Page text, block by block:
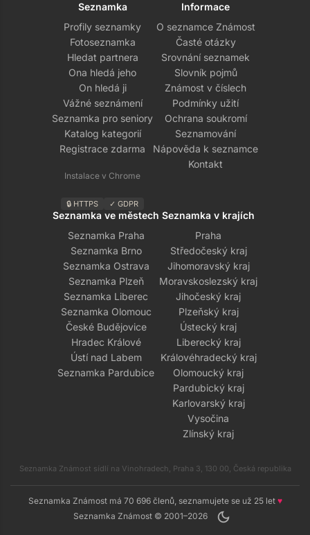
Seznamka
Profily seznamky
Fotoseznamka
Hledat partnera
Ona hledá jeho
On hledá ji
Vážné seznámení
Seznamka pro seniory
Katalog kategorií
Registrace zdarma
Instalace v Chrome
🔒 HTTPS ✓ GDPR
Informace
O seznamce Známost
Časté otázky
Srovnání seznamek
Slovník pojmů
Známost v číslech
Podmínky užití
Ochrana soukromí
Seznamování
Nápověda k seznamce
Kontakt
Seznamka ve městech
Seznamka Praha
Seznamka Brno
Seznamka Ostrava
Seznamka Plzeň
Seznamka Liberec
Seznamka Olomouc
České Budějovice
Hradec Králové
Ústí nad Labem
Seznamka Pardubice
Seznamka v krajích
Praha
Středočeský kraj
Jihomoravský kraj
Moravskoslezský kraj
Jihočeský kraj
Plzeňský kraj
Ústecký kraj
Liberecký kraj
Královéhradecký kraj
Olomoucký kraj
Pardubický kraj
Karlovarský kraj
Vysočina
Zlínský kraj
Seznamka Známost sídlí na Vinohradech, Praha 3, 130 00, Česká republika
Seznamka Známost má 70 696 členů, seznamujete se už 25 let ♥
Seznamka Známost © 2001–2026
dark_mode